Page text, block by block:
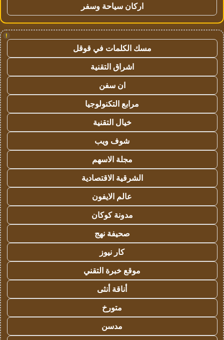
اركان سياحة وسفر
!
مسك الكلمات في قوقل
اشراق التقنية
ان سفن
مرابع التكنولوجيا
خيال التقنية
شوف ويب
مجلة الاسهم
الشرقية الاقتصادية
عالم الايفون
مدونة كوكان
صحيفة نهج
كار نيوز
موقع خبرة التقني
أناقة أنثى
متورخ
مدسن